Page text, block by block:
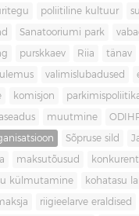
poliitiline kultuur
Sanatooriumi park
purskkaev Riia tänav
valimislubadused
komisjon
muutmine
Sõpruse sild
maksutõusud
külmutamine kohatasu
riigieelarve eraldised